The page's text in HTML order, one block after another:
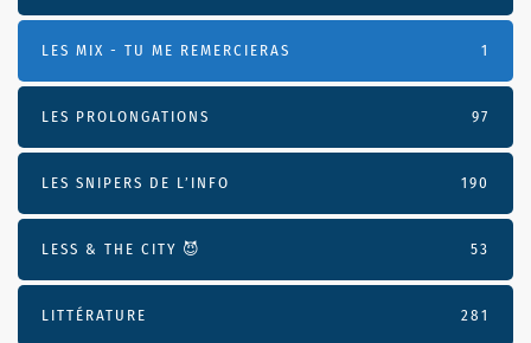
LES MIX - TU ME REMERCIERAS 1
LES PROLONGATIONS 97
LES SNIPERS DE L’INFO 190
LESS & THE CITY 😈 53
LITTÉRATURE 281